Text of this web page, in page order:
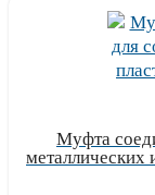
Муфта
металлических